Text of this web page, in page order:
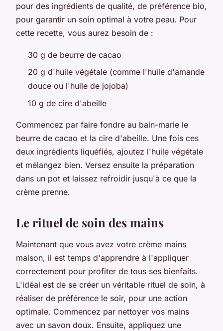
pour des ingrédients de qualité, de préférence bio,
pour garantir un soin optimal à votre peau. Pour
cette recette, vous aurez besoin de :
30 g de beurre de cacao
20 g d'huile végétale (comme l'huile d'amande
douce ou l'huile de jojoba)
10 g de cire d'abeille
Commencez par faire fondre au bain-marie le
beurre de cacao et la cire d'abeille. Une fois ces
deux ingrédients liquéfiés, ajoutez l'huile végétale
et mélangez bien. Versez ensuite la préparation
dans un pot et laissez refroidir jusqu'à ce que la
crème prenne.
Le rituel de soin des mains
Maintenant que vous avez votre crème mains
maison, il est temps d'apprendre à l'appliquer
correctement pour profiter de tous ses bienfaits.
L'idéal est de se créer un véritable rituel de soin, à
réaliser de préférence le soir, pour une action
optimale. Commencez par nettoyer vos mains
avec un savon doux. Ensuite, appliquez une